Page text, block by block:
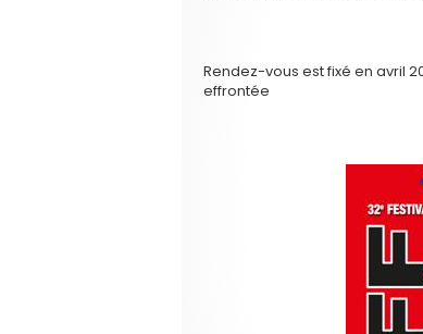
Rendez-vous est fixé en avril
effrontée